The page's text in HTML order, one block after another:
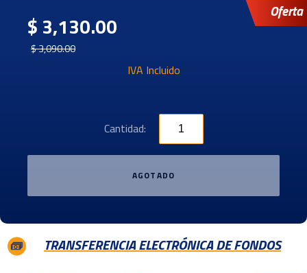
Oferta
$ 3,130.00
$ 3,090.00
IVA Incluido
Cantidad:
AGOTADO
TRANSFERENCIA ELECTRÓNICA DE FONDOS